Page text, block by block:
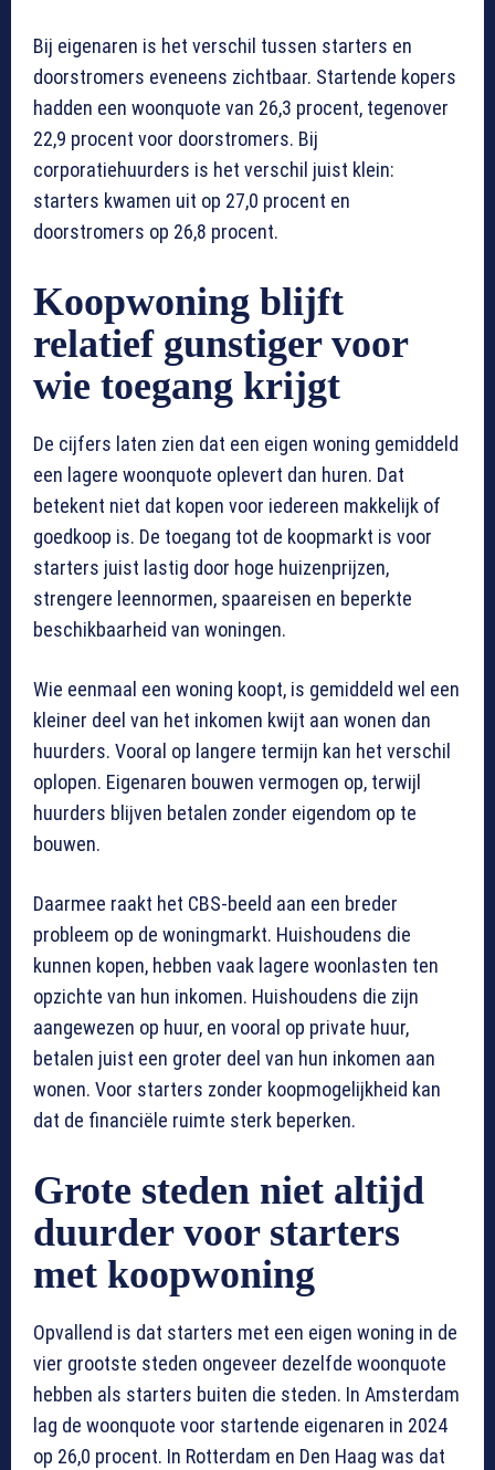
Bij eigenaren is het verschil tussen starters en
doorstromers eveneens zichtbaar. Startende kopers
hadden een woonquote van 26,3 procent, tegenover
22,9 procent voor doorstromers. Bij
corporatiehuurders is het verschil juist klein:
starters kwamen uit op 27,0 procent en
doorstromers op 26,8 procent.
Koopwoning blijft
relatief gunstiger voor
wie toegang krijgt
De cijfers laten zien dat een eigen woning gemiddeld
een lagere woonquote oplevert dan huren. Dat
betekent niet dat kopen voor iedereen makkelijk of
goedkoop is. De toegang tot de koopmarkt is voor
starters juist lastig door hoge huizenprijzen,
strengere leennormen, spaareisen en beperkte
beschikbaarheid van woningen.
Wie eenmaal een woning koopt, is gemiddeld wel een
kleiner deel van het inkomen kwijt aan wonen dan
huurders. Vooral op langere termijn kan het verschil
oplopen. Eigenaren bouwen vermogen op, terwijl
huurders blijven betalen zonder eigendom op te
bouwen.
Daarmee raakt het CBS-beeld aan een breder
probleem op de woningmarkt. Huishoudens die
kunnen kopen, hebben vaak lagere woonlasten ten
opzichte van hun inkomen. Huishoudens die zijn
aangewezen op huur, en vooral op private huur,
betalen juist een groter deel van hun inkomen aan
wonen. Voor starters zonder koopmogelijkheid kan
dat de financiële ruimte sterk beperken.
Grote steden niet altijd
duurder voor starters
met koopwoning
Opvallend is dat starters met een eigen woning in de
vier grootste steden ongeveer dezelfde woonquote
hebben als starters buiten die steden. In Amsterdam
lag de woonquote voor startende eigenaren in 2024
op 26,0 procent. In Rotterdam en Den Haag was dat